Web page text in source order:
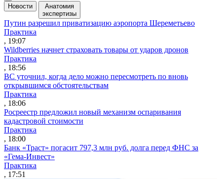
Новости
Анатомия
экспертизы
Путин разрешил приватизацию аэропорта Шереметьево
Практика
, 19:07
Wildberries начнет страховать товары от ударов дронов
Практика
, 18:56
ВС уточнил, когда дело можно пересмотреть по вновь
открывшимся обстоятельствам
Практика
, 18:06
Росреестр предложил новый механизм оспаривания
кадастровой стоимости
Практика
, 18:00
Банк «Траст» погасит 797,3 млн руб. долга перед ФНС за
«Гема-Инвест»
Практика
, 17:51